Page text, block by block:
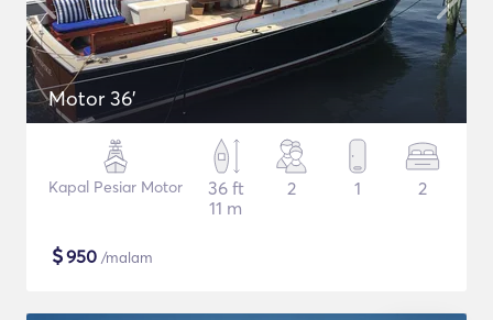
Motor 36'
Kapal Pesiar Motor
36 ft
11 m
2 1 2
$950 /malam